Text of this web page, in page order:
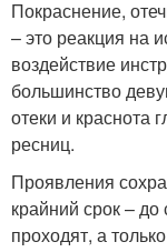
Покраснение,
– это реакция на
воздействие
большинство
отеки и краснота
ресниц.
Проявления
крайний срок –
проходят, а